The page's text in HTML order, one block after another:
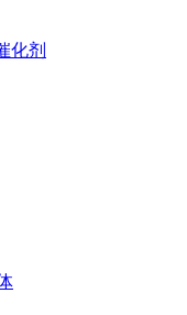
化剂